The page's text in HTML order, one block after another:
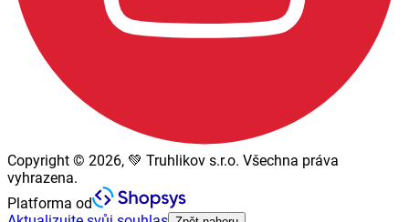
Copyright © 2026, 💚 Truhlikov s.r.o. Všechna práva
vyhrazena.
Platforma od